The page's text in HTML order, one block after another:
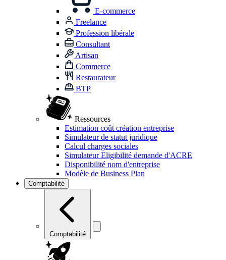
E-commerce
Freelance
Profession libérale
Consultant
Artisan
Commerce
Restaurateur
BTP
Ressources
Estimation coût création entreprise
Simulateur de statut juridique
Calcul charges sociales
Simulateur Eligibilité demande d'ACRE
Disponibilité nom d'entreprise
Modèle de Business Plan
Comptabilité
Comptabilité